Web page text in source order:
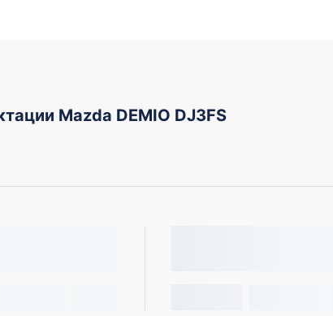
Mazda DEMIO DJ3FS